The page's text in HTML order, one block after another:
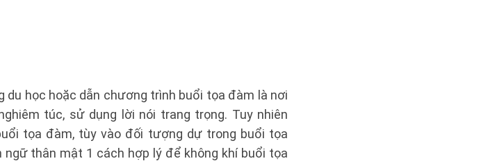
du học hoặc dẫn chương trình buổi tọa đàm là nơi
túc, sử dụng lời nói trang trọng. Tuy nhiên
tọa đàm, tùy vào đối tượng dự trong buổi tọa
thân mật 1 cách hợp lý để không khí buổi tọa